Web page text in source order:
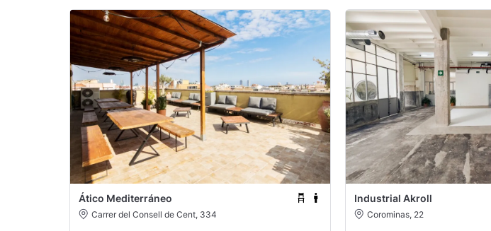
Ático Mediterráneo
Carrer del Consell de Cent, 334
Industrial Akroll
Corominas, 22